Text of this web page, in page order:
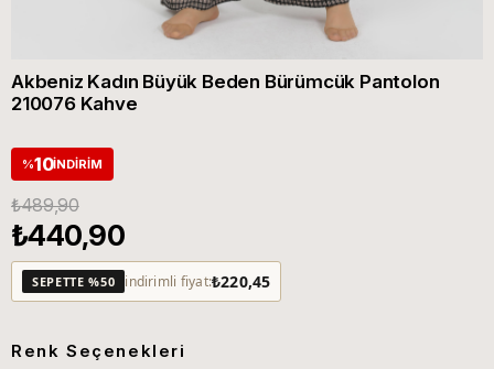
Akbeniz Kadın Büyük Beden Bürümcük Pantolon
210076 Kahve
%10İNDIRIM
₺489,90
₺440,90
SEPETTE %50 indirimli fiyat:₺220,45
Renk Seçenekleri